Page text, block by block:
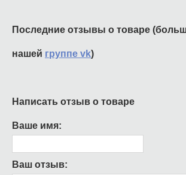
Последние отзывы о товаре
нашей группе vk)
Написать отзыв о товаре
Ваше имя:
Ваш отзыв: